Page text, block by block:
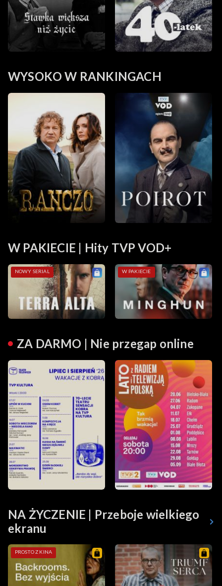
WYSOKO W RANKINGACH
W PAKIECIE | Hity TVP VOD+
NOWY SERIAL W PAKIECIE
ZA DARMO | Nie przegap online
NA ŻYCZENIE | Przeboje wielkiego
ekranu
PROSTO Z KINA